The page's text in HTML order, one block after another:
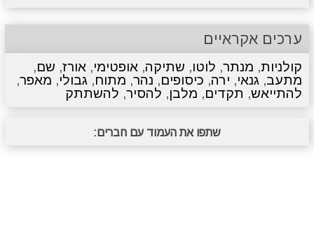
ערכים אקראיים
קולניות, מנתר, לוטו, שתיקה, אופטימי, אורז, שם,
מתעב, גנאי, ירה, כיסופים, נהר, מתוח, גבולי, מאפר,
להתייאש, תקדים, מלבן, להסיר, להשתתק
שתפו את העמוד עם חברים: